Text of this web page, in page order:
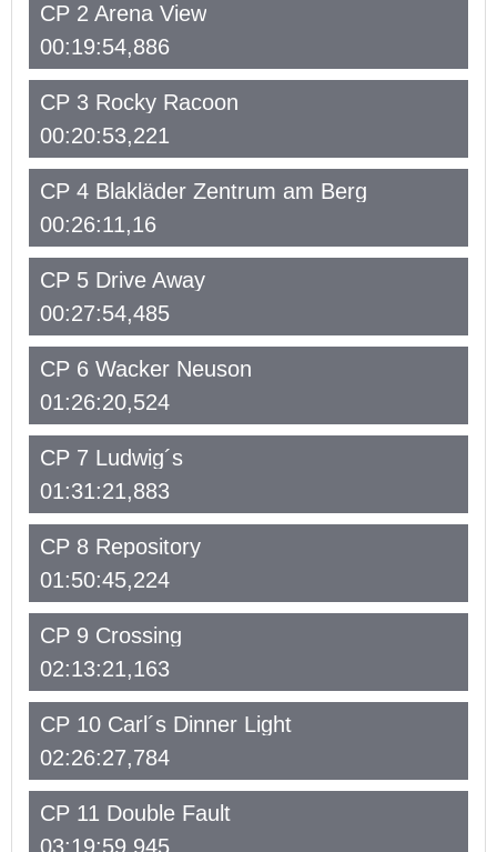
CP 2 Arena View
00:19:54,886
CP 3 Rocky Racoon
00:20:53,221
CP 4 Blakläder Zentrum am Berg
00:26:11,16
CP 5 Drive Away
00:27:54,485
CP 6 Wacker Neuson
01:26:20,524
CP 7 Ludwig´s
01:31:21,883
CP 8 Repository
01:50:45,224
CP 9 Crossing
02:13:21,163
CP 10 Carl´s Dinner Light
02:26:27,784
CP 11 Double Fault
03:19:59,945